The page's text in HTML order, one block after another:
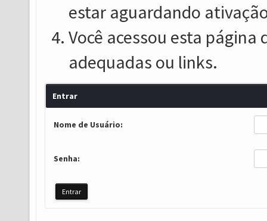
estar aguardando
Você acessou esta
adequadas ou links.
Entrar
Nome de Usuário:
Senha: